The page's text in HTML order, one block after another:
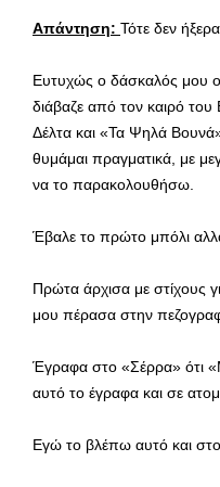
Απάντηση: Τότε δεν ήξερα
Ευτυχώς ο δάσκαλός μου
διάβαζε από τον καιρό
Δέλτα και «Τα Ψηλά
θυμάμαι πραγματικά, με
να το παρακολουθήσω.
Έβαλε το πρώτο μπόλι
Πρώτα άρχισα με στίχους
μου πέρασα στην
Έγραφα στο «Σέρρα» ότι
αυτό το έγραφα και σε
Εγώ το βλέπω αυτό και στο